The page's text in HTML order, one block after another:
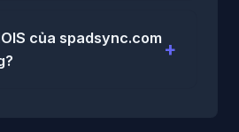
của spadsync.com